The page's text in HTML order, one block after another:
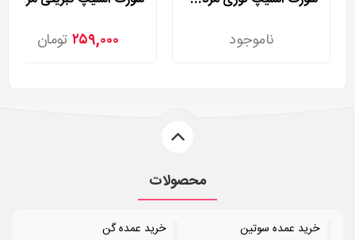
ناموجود ۲۵۹,۰۰۰ تومان
محصولات
خرید عمده سوتین
خرید عمده گن